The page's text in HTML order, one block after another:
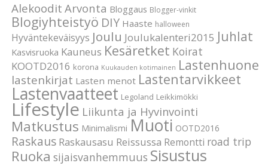
Alekoodit Arvonta Bloggaus Blogger-vinkit
Blogiyhteistyö DIY Haaste halloween
Hyväntekeväisyys Joulu Joulukalenteri2015 Juhlat
Kasvisruoka Kauneus Kesäretket Koirat
KOOTD2016 korona Kuukauden kotimainen Lastenhuone
lastenkirjat Lasten menot Lastentarvikkeet
Lastenvaatteet Legoland Leikkimökki
Lifestyle Liikunta ja Hyvinvointi
Matkustus Minimalismi Muoti OOTD2016
Raskaus Raskausasu Reissussa Remontti road trip
Ruoka sijaisvanhemmuus Sisustus